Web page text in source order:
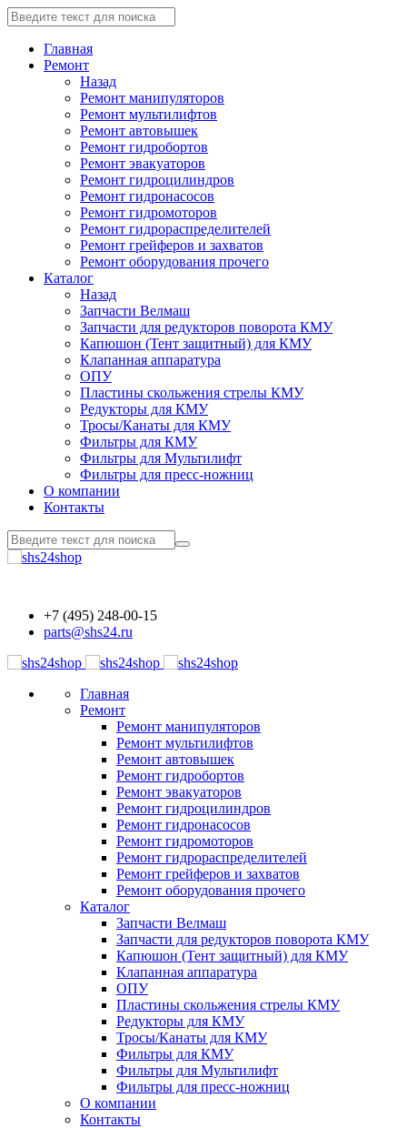
Главная
Ремонт
Назад
Ремонт манипуляторов
Ремонт мультилифтов
Ремонт автовышек
Ремонт гидробортов
Ремонт эвакуаторов
Ремонт гидроцилиндров
Ремонт гидронасосов
Ремонт гидромоторов
Ремонт гидрораспределителей
Ремонт грейферов и захватов
Ремонт оборудования прочего
Каталог
Назад
Запчасти Велмаш
Запчасти для редукторов поворота КМУ
Капюшон (Тент защитный) для КМУ
Клапанная аппаратура
ОПУ
Пластины скольжения стрелы КМУ
Редукторы для КМУ
Тросы/Канаты для КМУ
Фильтры для КМУ
Фильтры для Мультилифт
Фильтры для пресс-ножниц
О компании
Контакты
+7 (495) 248-00-15
parts@shs24.ru
Главная
Ремонт
Ремонт манипуляторов
Ремонт мультилифтов
Ремонт автовышек
Ремонт гидробортов
Ремонт эвакуаторов
Ремонт гидроцилиндров
Ремонт гидронасосов
Ремонт гидромоторов
Ремонт гидрораспределителей
Ремонт грейферов и захватов
Ремонт оборудования прочего
Каталог
Запчасти Велмаш
Запчасти для редукторов поворота КМУ
Капюшон (Тент защитный) для КМУ
Клапанная аппаратура
ОПУ
Пластины скольжения стрелы КМУ
Редукторы для КМУ
Тросы/Канаты для КМУ
Фильтры для КМУ
Фильтры для Мультилифт
Фильтры для пресс-ножниц
О компании
Контакты